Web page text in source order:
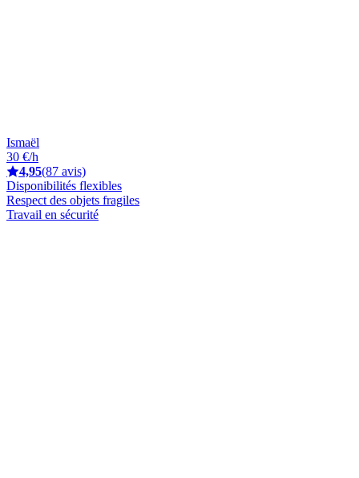
Ismaël
30 €/h
4,95(87 avis)
Disponibilités flexibles
Respect des objets fragiles
Travail en sécurité